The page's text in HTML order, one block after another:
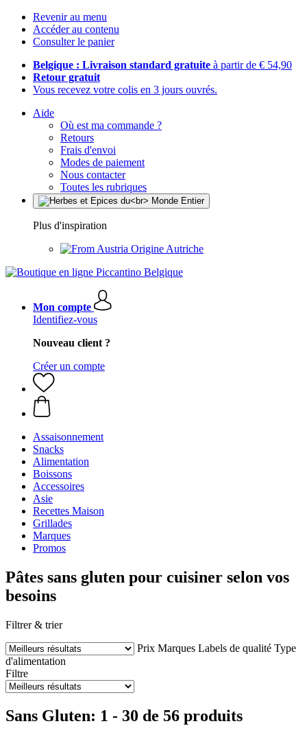
Revenir au menu
Accéder au contenu
Consulter le panier
Belgique : Livraison standard gratuite à partir de € 54,90
Retour gratuit
Vous recevez votre colis en 3 jours ouvrés.
Aide
Où est ma commande ?
Retours
Frais d'envoi
Modes de paiement
Nous contacter
Toutes les rubriques
Plus d'inspiration
Origine Autriche
Mon compte
Identifiez-vous
Nouveau client ?
Créer un compte
Assaisonnement
Snacks
Alimentation
Boissons
Accessoires
Asie
Recettes Maison
Grillades
Marques
Promos
Pâtes sans gluten pour cuisiner selon vos
besoins
Filtrer & trier
Prix Marques Labels de qualité Type
d'alimentation
Filtre
Sans Gluten: 1 - 30 de 56 produits